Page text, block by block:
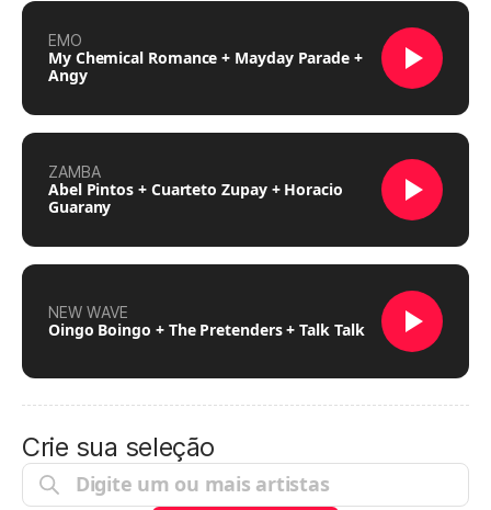
EMO
My Chemical Romance + Mayday Parade +
Angy
ZAMBA
Abel Pintos + Cuarteto Zupay + Horacio
Guarany
NEW WAVE
Oingo Boingo + The Pretenders + Talk Talk
Crie sua seleção